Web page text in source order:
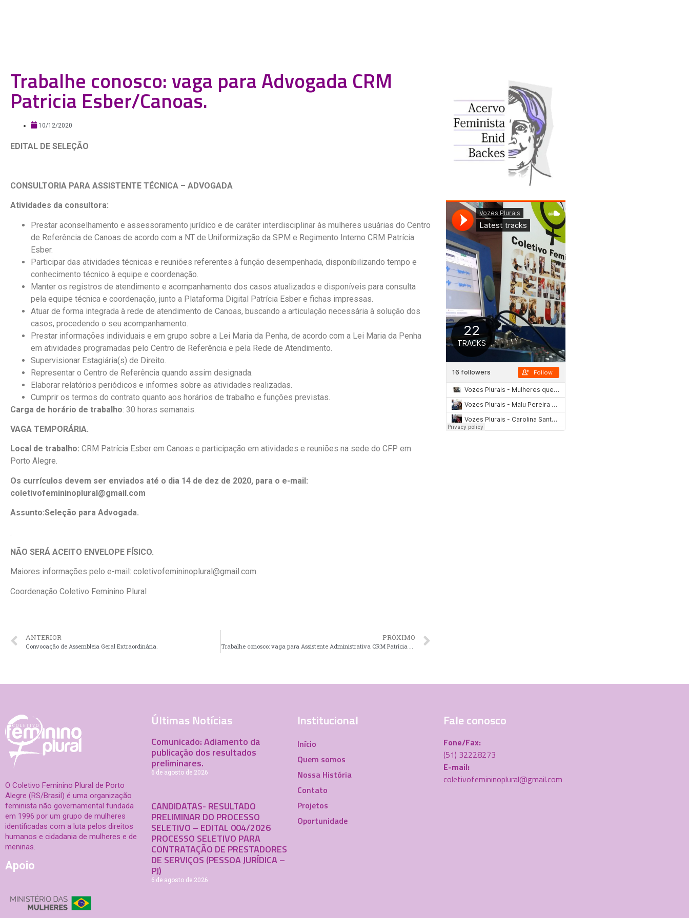
Trabalhe conosco: vaga para Advogada CRM
Patricia Esber/Canoas.
10/12/2020
EDITAL DE SELEÇÃO
CONSULTORIA PARA ASSISTENTE TÉCNICA – ADVOGADA
Atividades da consultora:
Prestar aconselhamento e assessoramento jurídico e de caráter interdisciplinar às mulheres usuárias do Centro
de Referência de Canoas de acordo com a NT de Uniformização da SPM e Regimento Interno CRM Patrícia
Esber.
Participar das atividades técnicas e reuniões referentes à função desempenhada, disponibilizando tempo e
conhecimento técnico à equipe e coordenação.
Manter os registros de atendimento e acompanhamento dos casos atualizados e disponíveis para consulta
pela equipe técnica e coordenação, junto a Plataforma Digital Patrícia Esber e fichas impressas.
Atuar de forma integrada à rede de atendimento de Canoas, buscando a articulação necessária à solução dos
casos, procedendo o seu acompanhamento.
Prestar informações individuais e em grupo sobre a Lei Maria da Penha, de acordo com a Lei Maria da Penha
em atividades programadas pelo Centro de Referência e pela Rede de Atendimento.
Supervisionar Estagiária(s) de Direito.
Representar o Centro de Referência quando assim designada.
Elaborar relatórios periódicos e informes sobre as atividades realizadas.
Cumprir os termos do contrato quanto aos horários de trabalho e funções previstas.
Carga de horário de trabalho: 30 horas semanais.
VAGA TEMPORÁRIA.
Local de trabalho: CRM Patrícia Esber em Canoas e participação em atividades e reuniões na sede do CFP em
Porto Alegre.
Os currículos devem ser enviados até o dia 14 de dez de 2020, para o e-mail:
coletivofemininoplural@gmail.com
Assunto:Seleção para Advogada.
NÃO SERÁ ACEITO ENVELOPE FÍSICO.
Maiores informações pelo e-mail: coletivofemininoplural@gmail.com.
Coordenação Coletivo Feminino Plural
ANTERIOR
Convocação de Assembleia Geral Extraordinária.
PRÓXIMO
Trabalhe conosco: vaga para Assistente Administrativa CRM Patrícia Esber/Canoas.
O Coletivo Feminino Plural de Porto
Alegre (RS/Brasil) é uma organização
feminista não governamental fundada
em 1996 por um grupo de mulheres
identificadas com a luta pelos direitos
humanos e cidadania de mulheres e de
meninas.
Apoio
Últimas Notícias
Comunicado: Adiamento da
publicação dos resultados
preliminares.
6 de agosto de 2026
CANDIDATAS- RESULTADO
PRELIMINAR DO PROCESSO
SELETIVO – EDITAL 004/2026
PROCESSO SELETIVO PARA
CONTRATAÇÃO DE PRESTADORES
DE SERVIÇOS (PESSOA JURÍDICA –
PJ)
6 de agosto de 2026
Institucional
Início
Quem somos
Nossa História
Contato
Projetos
Oportunidade
Fale conosco
Fone/Fax:
(51) 32228273
E-mail:
coletivofemininoplural@gmail.com